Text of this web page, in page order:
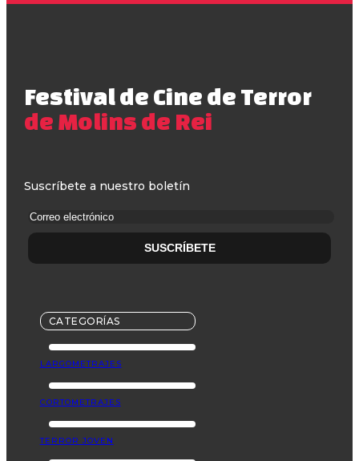
Festival de Cine de Terror
de Molins de Rei
Suscríbete a nuestro boletín
CATEGORÍAS
LARGOMETRAJES
CORTOMETRAJES
TERROR JOVEN